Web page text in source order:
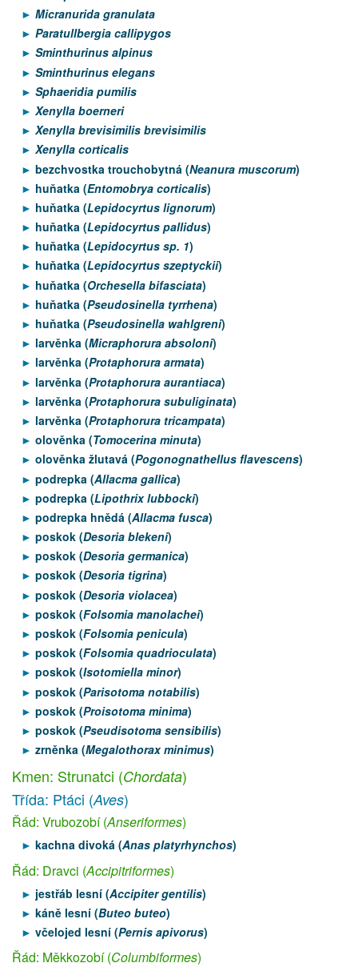
Micranurida granulata
Paratullbergia callipygos
Sminthurinus alpinus
Sminthurinus elegans
Sphaeridia pumilis
Xenylla boerneri
Xenylla brevisimilis brevisimilis
Xenylla corticalis
bezchvostka trouchobytná (Neanura muscorum)
huňatka (Entomobrya corticalis)
huňatka (Lepidocyrtus lignorum)
huňatka (Lepidocyrtus pallidus)
huňatka (Lepidocyrtus sp. 1)
huňatka (Lepidocyrtus szeptyckii)
huňatka (Orchesella bifasciata)
huňatka (Pseudosinella tyrrhena)
huňatka (Pseudosinella wahlgreni)
larvěnka (Micraphorura absoloni)
larvěnka (Protaphorura armata)
larvěnka (Protaphorura aurantiaca)
larvěnka (Protaphorura subuliginata)
larvěnka (Protaphorura tricampata)
olověnka (Tomocerina minuta)
olověnka žlutavá (Pogonognathellus flavescens)
podrepka (Allacma gallica)
podrepka (Lipothrix lubbocki)
podrepka hnědá (Allacma fusca)
poskok (Desoria blekeni)
poskok (Desoria germanica)
poskok (Desoria tigrina)
poskok (Desoria violacea)
poskok (Folsomia manolachei)
poskok (Folsomia penicula)
poskok (Folsomia quadrioculata)
poskok (Isotomiella minor)
poskok (Parisotoma notabilis)
poskok (Proisotoma minima)
poskok (Pseudisotoma sensibilis)
zrněnka (Megalothorax minimus)
Kmen: Strunatci (Chordata)
Třída: Ptáci (Aves)
Řád: Vrubozobí (Anseriformes)
kachna divoká (Anas platyrhynchos)
Řád: Dravci (Accipitriformes)
jestřáb lesní (Accipiter gentilis)
káně lesní (Buteo buteo)
včelojed lesní (Pernis apivorus)
Řád: Měkkozobí (Columbiformes)